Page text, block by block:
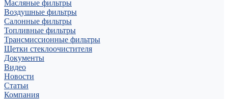
Масляные фильтры
Воздушные фильтры
Салонные фильтры
Топливные фильтры
Трансмиссионные фильтры
Щетки стеклоочистителя
Документы
Видео
Новости
Статьи
Компания